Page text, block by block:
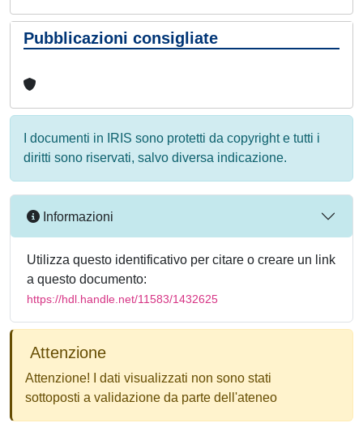
Pubblicazioni consigliate
I documenti in IRIS sono protetti da copyright e tutti i
diritti sono riservati, salvo diversa indicazione.
Informazioni
Utilizza questo identificativo per citare o creare un link
a questo documento:
https://hdl.handle.net/11583/1432625
Attenzione
Attenzione! I dati visualizzati non sono stati
sottoposti a validazione da parte dell'ateneo